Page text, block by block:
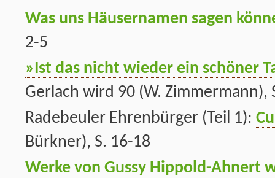
Was uns Häusernamen sagen
2-5
»Ist das nicht wieder ein schöner
Gerlach wird 90 (W. Zimmermann),
Radebeuler Ehrenbürger (Teil 1):
Bürkner), S. 16-18
Werke von Gussy Hippold-Ahnert